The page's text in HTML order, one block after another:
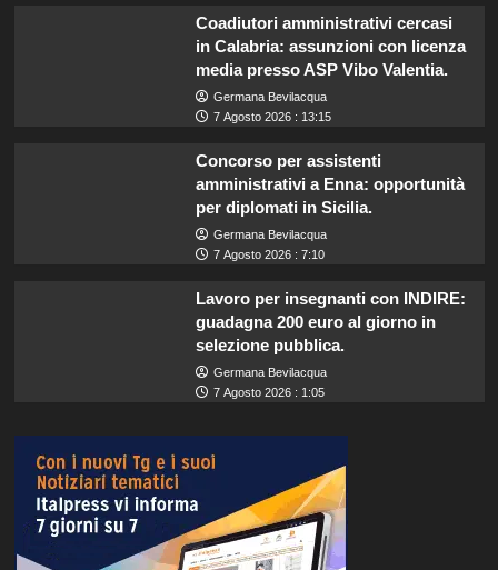
Coadiutori amministrativi cercasi
in Calabria: assunzioni con licenza
media presso ASP Vibo Valentia.
Germana Bevilacqua
7 Agosto 2026 : 13:15
Concorso per assistenti
amministrativi a Enna: opportunità
per diplomati in Sicilia.
Germana Bevilacqua
7 Agosto 2026 : 7:10
Lavoro per insegnanti con INDIRE:
guadagna 200 euro al giorno in
selezione pubblica.
Germana Bevilacqua
7 Agosto 2026 : 1:05